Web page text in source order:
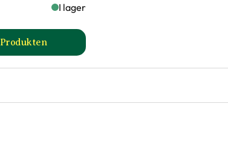
I lager
till Hasselfors P-Jord/Planteringsjord produktsida